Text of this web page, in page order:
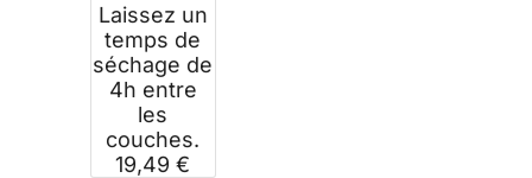
Laissez un
temps de
séchage de
4h entre
les
couches.
19,49 €